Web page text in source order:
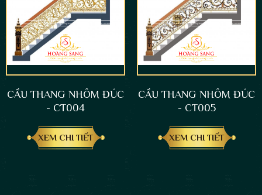
CẦU THANG NHÔM ĐÚC
- CT004
XEM CHI TIẾT
CẦU THANG NHÔM ĐÚC
- CT005
XEM CHI TIẾT